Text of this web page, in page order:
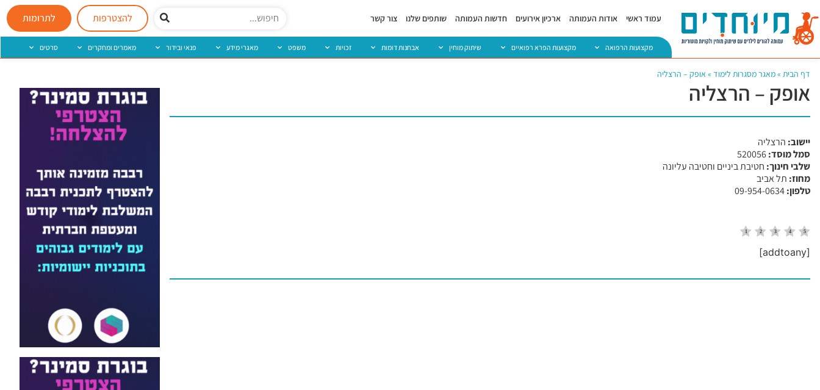
עמוד ראשי אודות העמותה ארכיון אירועים חדשות העמותה שותפים שלנו צור קשר להצטרפות לתרומות
מקצועות הרפואה מקצועות הפרא רפואיים שיתוק מוחין אבחנות דומות זכויות משפט מאגרי מידע פנאי ובידור מאמרים ומחקרים סרטים
דף הבית »מאגר מסגרות לימוד » אופק – הרצליה
אופק – הרצליה
יישוב: הרצליה
סמל מוסד:
שלבי חינוך: חטיבת ביניים וחטיבה עליונה
מחוז: תל אביב
טלפון:
[addtoany]